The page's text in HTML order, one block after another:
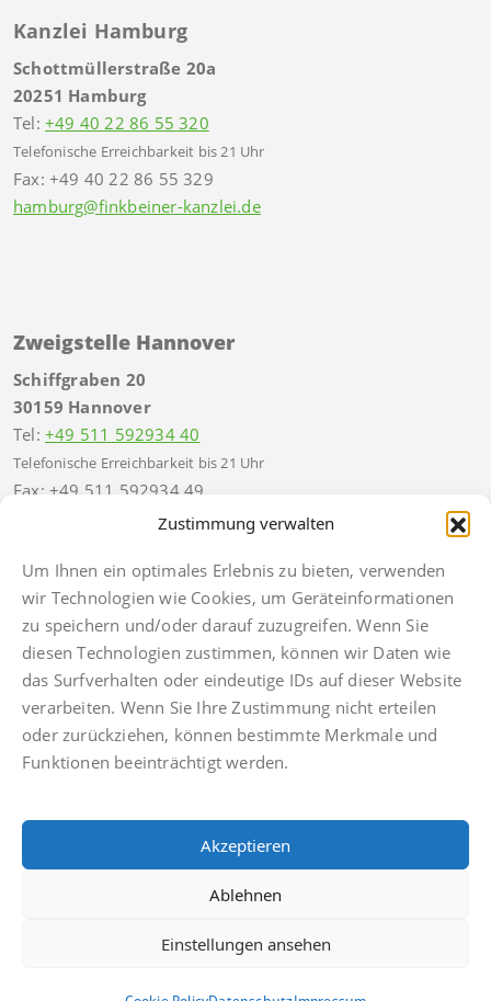
Zustimmung verwalten
Um Ihnen ein optimales Erlebnis zu bieten, verwenden
wir Technologien wie Cookies, um Geräteinformationen
zu speichern und/oder darauf zuzugreifen. Wenn Sie
diesen Technologien zustimmen, können wir Daten wie
das Surfverhalten oder eindeutige IDs auf dieser Website
verarbeiten. Wenn Sie Ihre Zustimmung nicht erteilen
oder zurückziehen, können bestimmte Merkmale und
Funktionen beeinträchtigt werden.
Akzeptieren
Ablehnen
Einstellungen ansehen
Kanzlei Hamburg
Schottmüllerstraße 20a
20251 Hamburg
Tel: +49 40 22 86 55 320
Telefonische Erreichbarkeit bis 21 Uhr
Fax: +49 40 22 86 55 329
hamburg@finkbeiner-kanzlei.de
Zweigstelle Hannover
Schiffgraben 20
30159 Hannover
Tel: +49 511 592934 40
Telefonische Erreichbarkeit bis 21 Uhr
Fax: +49 511 592934 49
hannover@finkbeiner-kanzlei.de
Impressum
Datenschutz
Anwaltsdinge
Facebook
Cookie Policy (EU)